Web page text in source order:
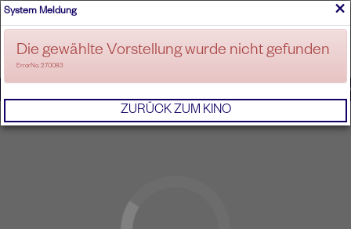
ANMELDEN
×
System Meldung
Die gewählte Vorstellung wurde nicht gefunden
ErrorNo. 270083
ZURÜCK ZUM KINO